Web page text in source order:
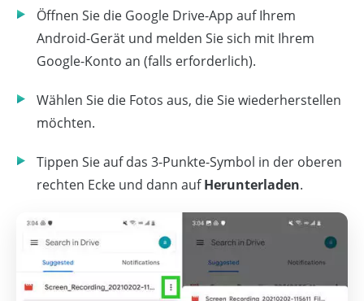
Öffnen Sie die Google Drive-App auf Ihrem
Android-Gerät und melden Sie sich mit Ihrem
Google-Konto an (falls erforderlich).
Wählen Sie die Fotos aus, die Sie wiederherstellen
möchten.
Tippen Sie auf das 3-Punkte-Symbol in der oberen
rechten Ecke und dann aufHerunterladen.